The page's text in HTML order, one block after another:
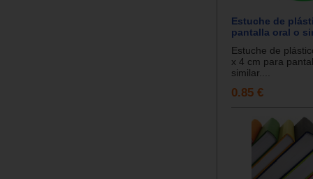
Estuche de
pantalla oral o
Estuche de
x 4 cm para
similar....
0.85 €